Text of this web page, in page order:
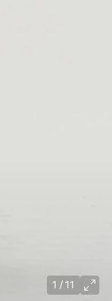
1 / 11